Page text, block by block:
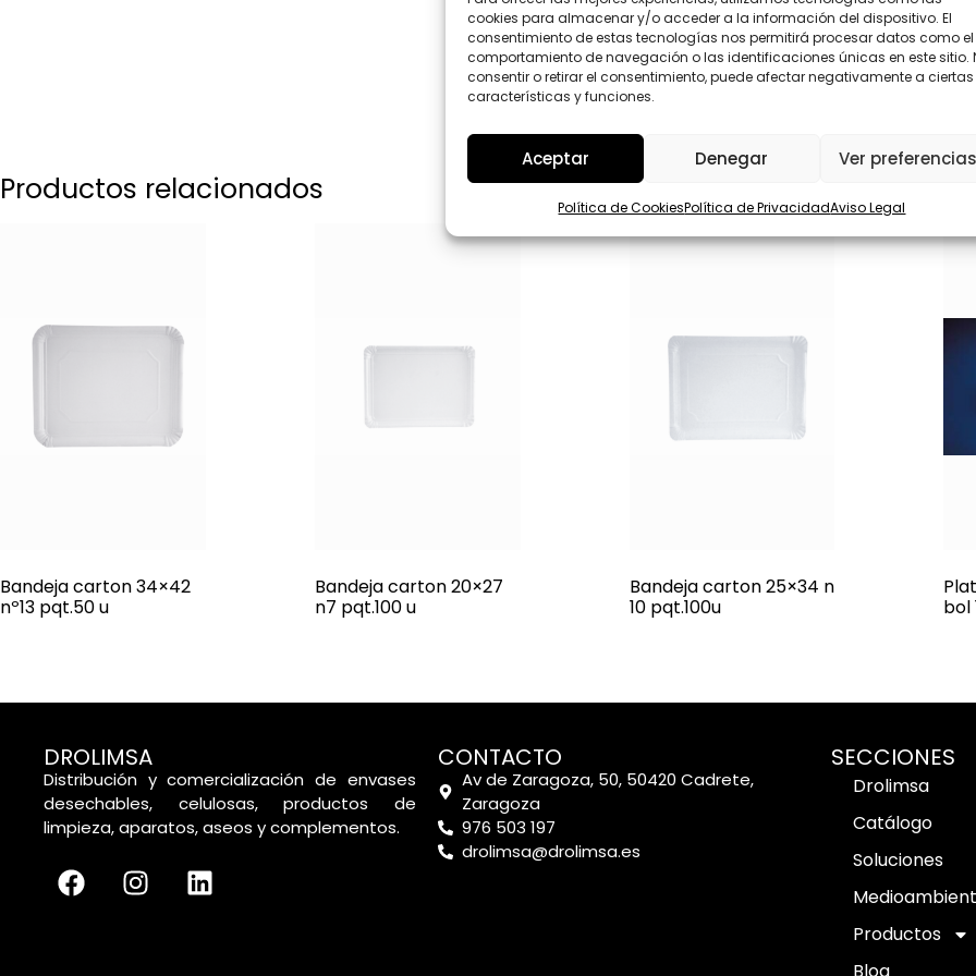
cookies para almacenar y/o acceder a la información del dispositivo. El
consentimiento de estas tecnologías nos permitirá procesar datos como el
comportamiento de navegación o las identificaciones únicas en este sitio.
consentir o retirar el consentimiento, puede afectar negativamente a ciertas
características y funciones.
Aceptar Denegar Ver
Política de CookiesPolítica de PrivacidadAviso Legal
*
N
o
m
b
r
P
D
*
Enviar
Productos relacionados
Bandeja carton 34×42
nº13 pqt.50 u
Bandeja carton 20×27
n7 pqt.100 u
Bandeja carton 25×34 n
10 pqt.100u
bol
DROLIMSA
Distribución y comercialización de envases
desechables, celulosas, productos de
limpieza, aparatos, aseos y complementos.
CONTACTO
Av de Zaragoza, 50, 50420 Cadrete,
Zaragoza
976 503 197
drolimsa@drolimsa.es
SECCIONES
Drolimsa
Catálogo
Soluciones
Productos